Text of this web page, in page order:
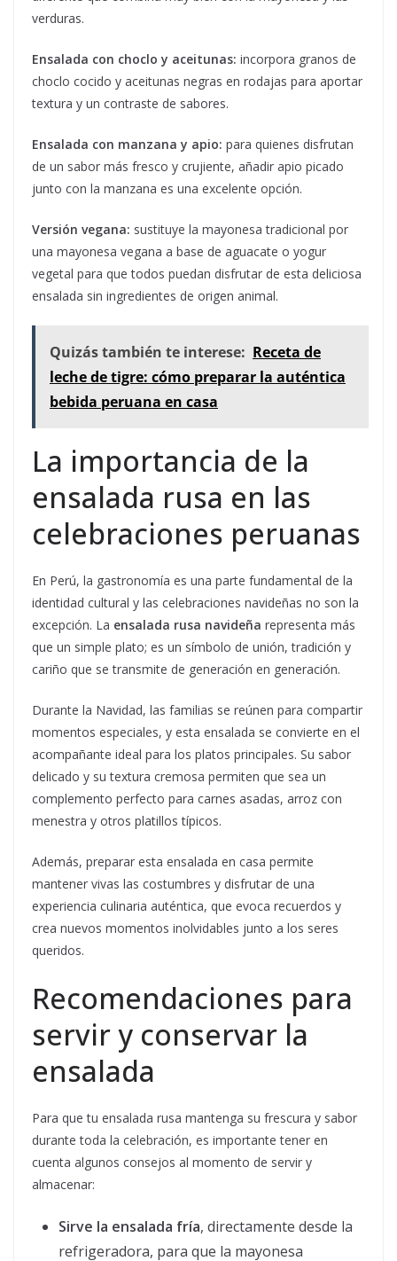
verduras.
Ensalada con choclo y aceitunas: incorpora granos de
choclo cocido y aceitunas negras en rodajas para aportar
textura y un contraste de sabores.
Ensalada con manzana y apio: para quienes disfrutan
de un sabor más fresco y crujiente, añadir apio picado
junto con la manzana es una excelente opción.
Versión vegana: sustituye la mayonesa tradicional por
una mayonesa vegana a base de aguacate o yogur
vegetal para que todos puedan disfrutar de esta deliciosa
ensalada sin ingredientes de origen animal.
Quizás también te interese: Receta de
leche de tigre: cómo preparar la auténtica
bebida peruana en casa
La importancia de la
ensalada rusa en las
celebraciones peruanas
En Perú, la gastronomía es una parte fundamental de la
identidad cultural y las celebraciones navideñas no son la
excepción. La ensalada rusa navideña representa más
que un simple plato; es un símbolo de unión, tradición y
cariño que se transmite de generación en generación.
Durante la Navidad, las familias se reúnen para compartir
momentos especiales, y esta ensalada se convierte en el
acompañante ideal para los platos principales. Su sabor
delicado y su textura cremosa permiten que sea un
complemento perfecto para carnes asadas, arroz con
menestra y otros platillos típicos.
Además, preparar esta ensalada en casa permite
mantener vivas las costumbres y disfrutar de una
experiencia culinaria auténtica, que evoca recuerdos y
crea nuevos momentos inolvidables junto a los seres
queridos.
Recomendaciones para
servir y conservar la
ensalada
Para que tu ensalada rusa mantenga su frescura y sabor
durante toda la celebración, es importante tener en
cuenta algunos consejos al momento de servir y
almacenar:
Sirve la ensalada fría, directamente desde la
refrigeradora, para que la mayonesa